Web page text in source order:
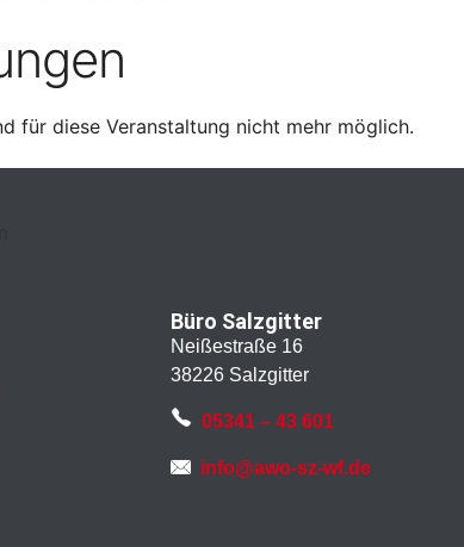
für diese Veranstaltung nicht mehr möglich.
Büro Salzgitter
Neißestraße 16
38226 Salzgitter
05341 – 43 601
info@awo-sz-wf.de